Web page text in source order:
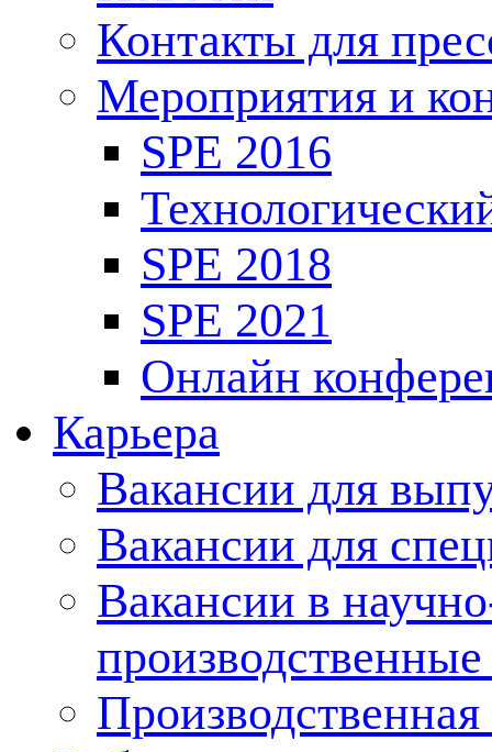
Контакты для
Мероприятия и
SPE 2016
SPE 2018
SPE 2021
Онлайн
Карьера
Вакансии для
Вакансии для
Вакансии в
Производственная